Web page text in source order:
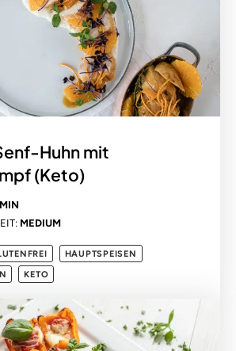
Huhn mit
(Keto)
MEDIUM
HAUPTSPEISEN
KETO